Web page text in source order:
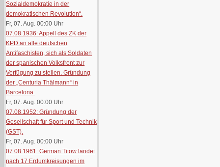
Sozialdemokratie in der
demokratischen Revolution“.
Fr, 07. Aug. 00:00 Uhr
07.08.1936: Appell des ZK der
KPD an alle deutschen
Antifaschisten, sich als Soldaten
der spanischen Volksfront zur
Verfügung zu stellen. Gründung
der „Centuria Thälmann“ in
Barcelona.
Fr, 07. Aug. 00:00 Uhr
07.08.1952: Gründung der
Gesellschaft für Sport und Technik
(GST).
Fr, 07. Aug. 00:00 Uhr
07.08.1961: German Titow landet
nach 17 Erdumkreisungen im